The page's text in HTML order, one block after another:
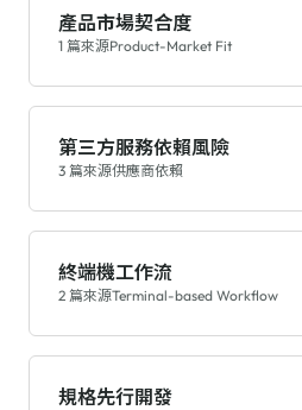
產品市場契合度
1 篇來源Product-Market Fit
第三方服務依賴風險
3 篇來源供應商依賴
終端機工作流
2 篇來源Terminal-based Workflow
規格先行開發